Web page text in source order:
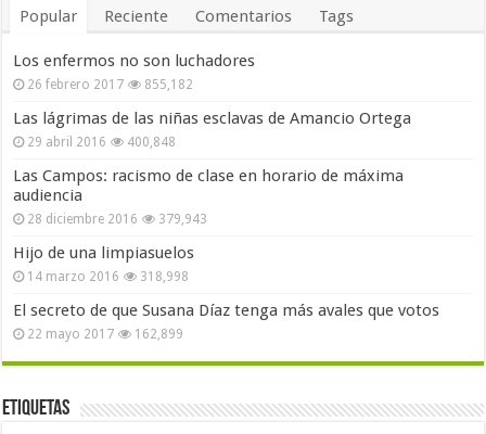
Popular Reciente Comentarios Tags
Los enfermos no son luchadores
26 febrero 2017 855,182
Las lágrimas de las niñas esclavas de Amancio Ortega
29 abril 2016 400,848
Las Campos: racismo de clase en horario de máxima
audiencia
28 diciembre 2016 379,943
Hijo de una limpiasuelos
14 marzo 2016 318,998
El secreto de que Susana Díaz tenga más avales que votos
22 mayo 2017 162,899
Etiquetas